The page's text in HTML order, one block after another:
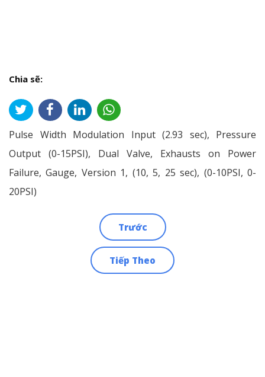
Chia sẽ:
Pulse Width Modulation Input (2.93 sec), Pressure
Output (0-15PSI), Dual Valve, Exhausts on Power
Failure, Gauge, Version 1, (10, 5, 25 sec), (0-10PSI, 0-
20PSI)
Trước
Tiếp Theo